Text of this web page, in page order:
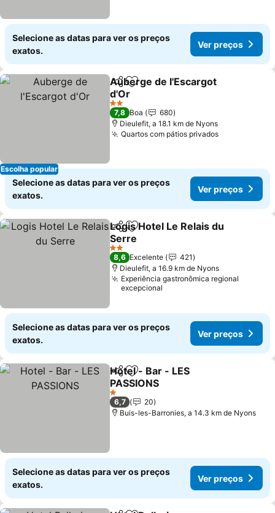
Selecione as datas para ver os preços
exatos.
Ver preços
Escolha popular
PartilharAdicionar aos favoritos
Auberge de l'Escargot
d'Or
Ver preços
2 Estrelas
7,8 Boa
680
Dieulefit, a 18.1 km de Nyons
Quartos com pátios privadosVer preços
Selecione as datas para ver os preços
exatos.
Ver preços
PartilharAdicionar aos favoritos
Logis Hotel Le Relais du
Serre
Ver preços
2 Estrelas
8,6 Excelente
421
Dieulefit, a 16.9 km de Nyons
Experiência gastronômica regional
excepcional
Selecione as datas para ver os preços
exatos.
Ver preços
PartilharAdicionar aos favoritos
Hotel - Bar - LES
PASSIONS
Ver preços
1 Estrelas
6,7
20
Buis-les-Barronies, a 14.3 km de Nyons
Selecione as datas para ver os preços
exatos.
Ver preços